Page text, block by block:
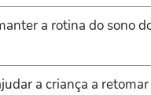
a rotina do sono
a criança a